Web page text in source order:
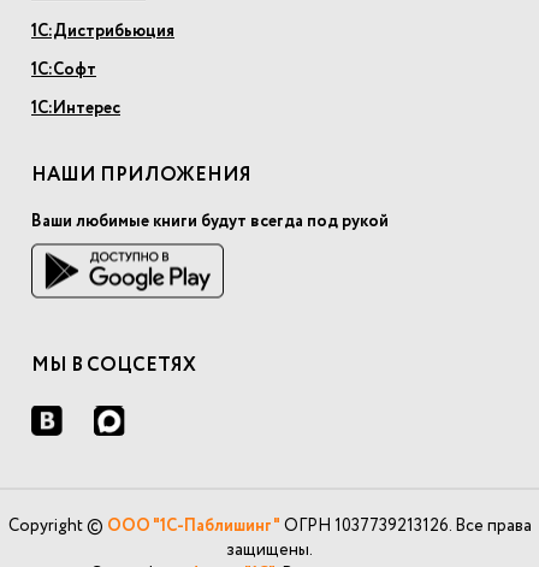
1С:Дистрибьюция
1С:Софт
1С:Интерес
НАШИ ПРИЛОЖЕНИЯ
Ваши любимые книги будут всегда под рукой
МЫ В СОЦСЕТЯХ
Copyright © ООО "1С-Паблишинг" ОГРН 1037739213126. Все права
защищены.